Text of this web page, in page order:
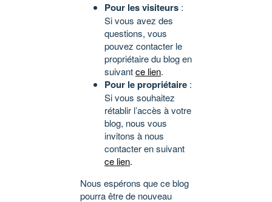
Pour les visiteurs :
Si vous avez des
questions, vous
pouvez contacter le
propriétaire du blog en
suivantce lien.
Pour le propriétaire :
Si vous souhaitez
rétablir l’accès à votre
blog, nous vous
invitons à nous
contacter en suivant
ce lien.
Nous espérons que ce blog
pourra être de nouveau